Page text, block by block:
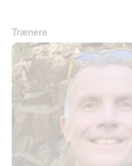
Trænere